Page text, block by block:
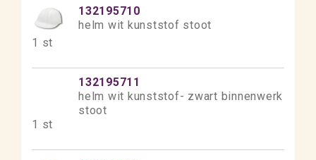
132195710
helm wit kunststof stoot
1 st
132195711
helm wit kunststof- zwart binnenwerk
stoot
1 st